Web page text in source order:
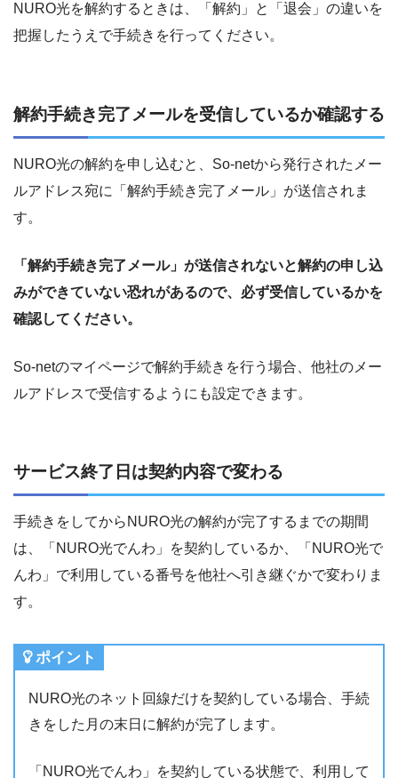
NURO光を解約するときは、「解約」と「退会」の違いを
把握したうえで手続きを行ってください。
解約手続き完了メールを受信しているか確認する
NURO光の解約を申し込むと、So-netから発行されたメー
ルアドレス宛に「解約手続き完了メール」が送信されま
す。
「解約手続き完了メール」が送信されないと解約の申し込
みができていない恐れがあるので、必ず受信しているかを
確認してください。
So-netのマイページで解約手続きを行う場合、他社のメー
ルアドレスで受信するようにも設定できます。
サービス終了日は契約内容で変わる
手続きをしてからNURO光の解約が完了するまでの期間
は、「NURO光でんわ」を契約しているか、「NURO光で
んわ」で利用している番号を他社へ引き継ぐかで変わりま
す。
ポイント
NURO光のネット回線だけを契約している場合、手続
きをした月の末日に解約が完了します。
「NURO光でんわ」を契約している状態で、利用して